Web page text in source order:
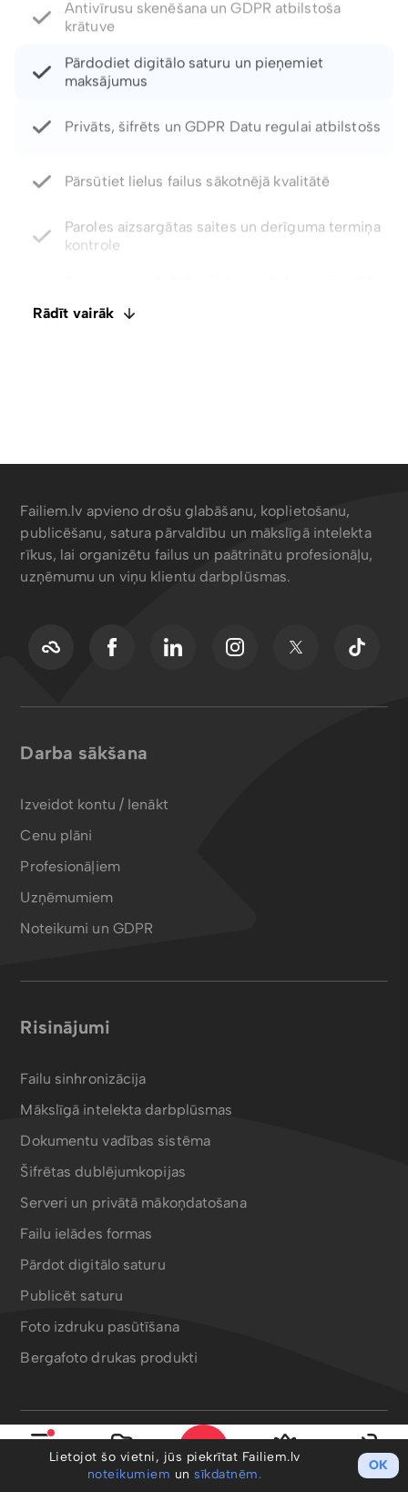
Mani faili Ieiet
Rādīt vairāk
Pārdodiet digitālo saturu un pieņemiet
maksājumus
Privāts, šifrēts un GDPR Datu regulai atbilstošs
Pārsūtiet lielus failus sākotnējā kvalitātē
Paroles aizsargātas saites un derīguma termiņa
Atjaunojiet izdzēstos failus un failu versijas līdz
ietagošana
Failiem.lv apvieno drošu glabāšanu, koplietošanu,
publicēšanu, satura pārvaldību un mākslīgā intelekta
rīkus, lai organizētu failus un paātrinātu profesionāļu,
uzņēmumu un viņu klientu darbplūsmas.
Darba sākšana
Izveidot kontu / Ienākt
Cenu plāni
Profesionāļiem
Uzņēmumiem
Noteikumi un GDPR
Risinājumi
Failu sinhronizācija
Mākslīgā intelekta darbplūsmas
Dokumentu vadības sistēma
Šifrētas dublējumkopijas
Serveri un privātā mākoņdatošana
Failu ielādes formas
Pārdot digitālo saturu
Publicēt saturu
Foto izdruku pasūtīšana
Bergafoto drukas produkti
Lietotnes un rīki
Lietojot šo vietni, jūs piekrītat Failiem.lv
noteikumiem unsīkdatnēm.
OK